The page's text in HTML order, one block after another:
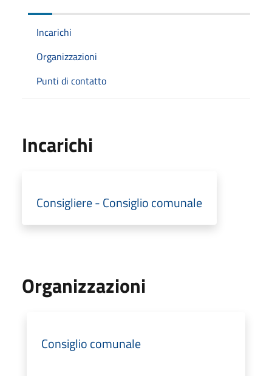
Incarichi
Organizzazioni
Punti di contatto
Incarichi
Consigliere - Consiglio comunale
Organizzazioni
Consiglio comunale